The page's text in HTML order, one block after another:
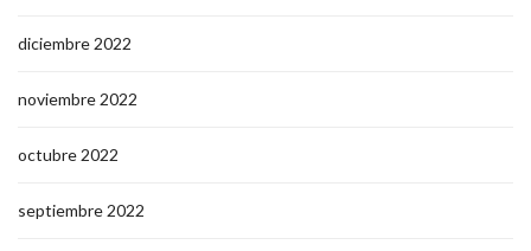
diciembre 2022
noviembre 2022
octubre 2022
septiembre 2022